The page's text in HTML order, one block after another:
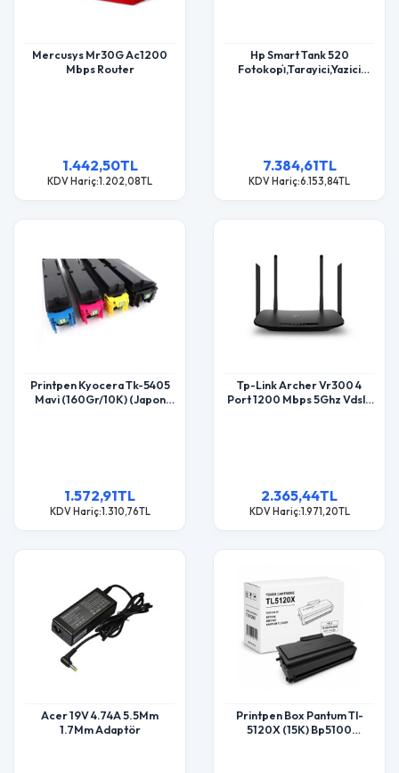
Mercusys Mr30G Ac1200
Mbps Router
1.442,50TL
KDV Hariç:1.202,08TL
Hp Smart Tank 520
Fotokopi̇,Tarayici,Yazici
7.384,61TL
KDV Hariç:6.153,84TL
Printpen Kyocera Tk-5405
Mavi (160Gr/10K) (Japon
1.572,91TL
KDV Hariç:1.310,76TL
Tp-Link Archer Vr300 4
Port 1200 Mbps 5Ghz Vdsl2
2.365,44TL
KDV Hariç:1.971,20TL
Acer 19V 4.74A 5.5Mm
1.7Mm Adaptör
Printpen Box Pantum Tl-
5120X (15K) Bp5100